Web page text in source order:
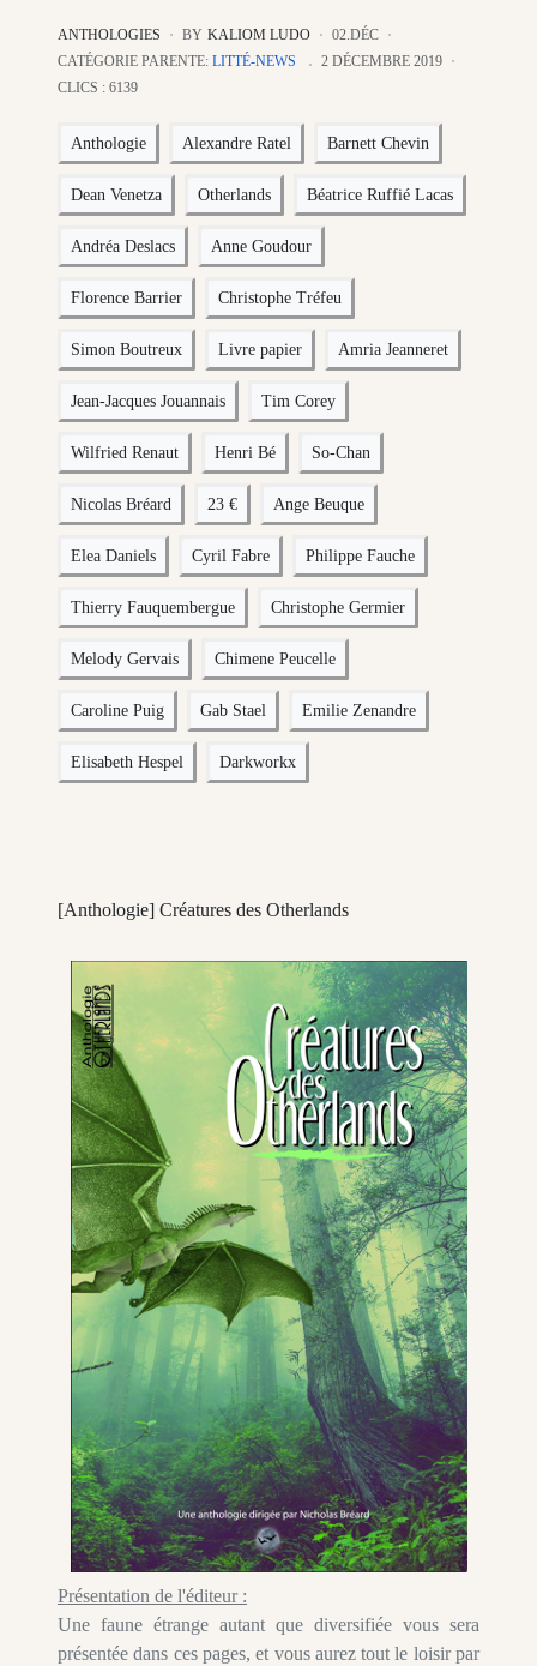
ANTHOLOGIES BY KALIOM LUDO
02.DÉC
CATÉGORIE PARENTE: LITTÉ-NEWS
2 DÉCEMBRE 2019
CLICS : 6139
Anthologie Alexandre Ratel Barnett Chevin
Dean Venetza Otherlands Béatrice Ruffié Lacas
Andréa Deslacs Anne Goudour
Florence Barrier Christophe Tréfeu
Simon Boutreux Livre papier Amria Jeanneret
Jean-Jacques Jouannais Tim Corey
Wilfried Renaut Henri Bé So-Chan
Nicolas Bréard 23 € Ange Beuque
Elea Daniels Cyril Fabre Philippe Fauche
Thierry Fauquembergue Christophe Germier
Melody Gervais Chimene Peucelle
Caroline Puig Gab Stael Emilie Zenandre
Elisabeth Hespel Darkworkx
[Anthologie] Créatures des Otherlands
Présentation de l'éditeur :
Une faune étrange autant que diversifiée vous sera
présentée dans ces pages, et vous aurez tout le loisir par